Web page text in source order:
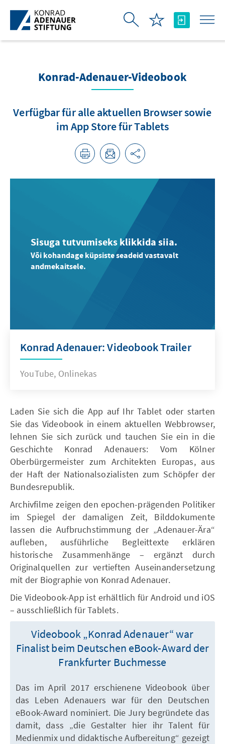
Skip to Main Content
Konrad-Adenauer-Videobook
Verfügbar für alle aktuellen Browser sowie
im App Store für Tablets
Sisuga tutvumiseks klikkida siia.
Või kohandage küpsiste seadeid vastavalt
andmekaitsele.
Konrad Adenauer: Videobook Trailer
YouTube, Onlinekas
Laden Sie sich die App auf Ihr Tablet oder starten
Sie das Videobook in einem aktuellen Webbrowser,
lehnen Sie sich zurück und tauchen Sie ein in die
Geschichte Konrad Adenauers: Vom Kölner
Oberbürgermeister zum Architekten Europas, aus
der Haft der Nationalsozialisten zum Schöpfer der
Bundesrepublik.
Archivfilme zeigen den epochen-prägenden Politiker
im Spiegel der damaligen Zeit, Bilddokumente
lassen die Aufbruchstimmung der „Adenauer-Ära“
aufleben, ausführliche Begleittexte erklären
historische Zusammenhänge – ergänzt durch
Originalquellen zur vertieften Auseinandersetzung
mit der Biographie von Konrad Adenauer.
Die Videobook-App ist erhältlich für Android und iOS
– ausschließlich für Tablets.
Videobook „Konrad Adenauer“ war
Finalist beim Deutschen eBook-Award der
Frankfurter Buchmesse
Das im April 2017 erschienene Videobook über
das Leben Adenauers war für den Deutschen
eBook-Award nominiert. Die Jury begründete das
damit, dass „die Gestalter hier ihr Talent für
Medienmix und didaktische Aufbereitung“ gezeigt